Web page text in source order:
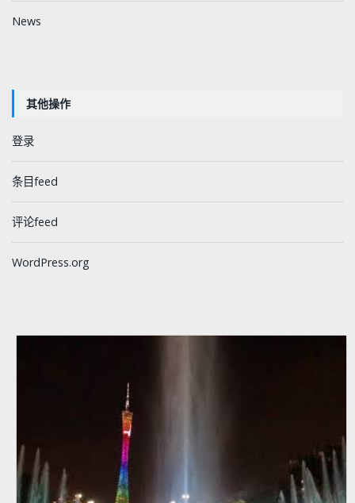
News
其他操作
登录
条目feed
评论feed
WordPress.org